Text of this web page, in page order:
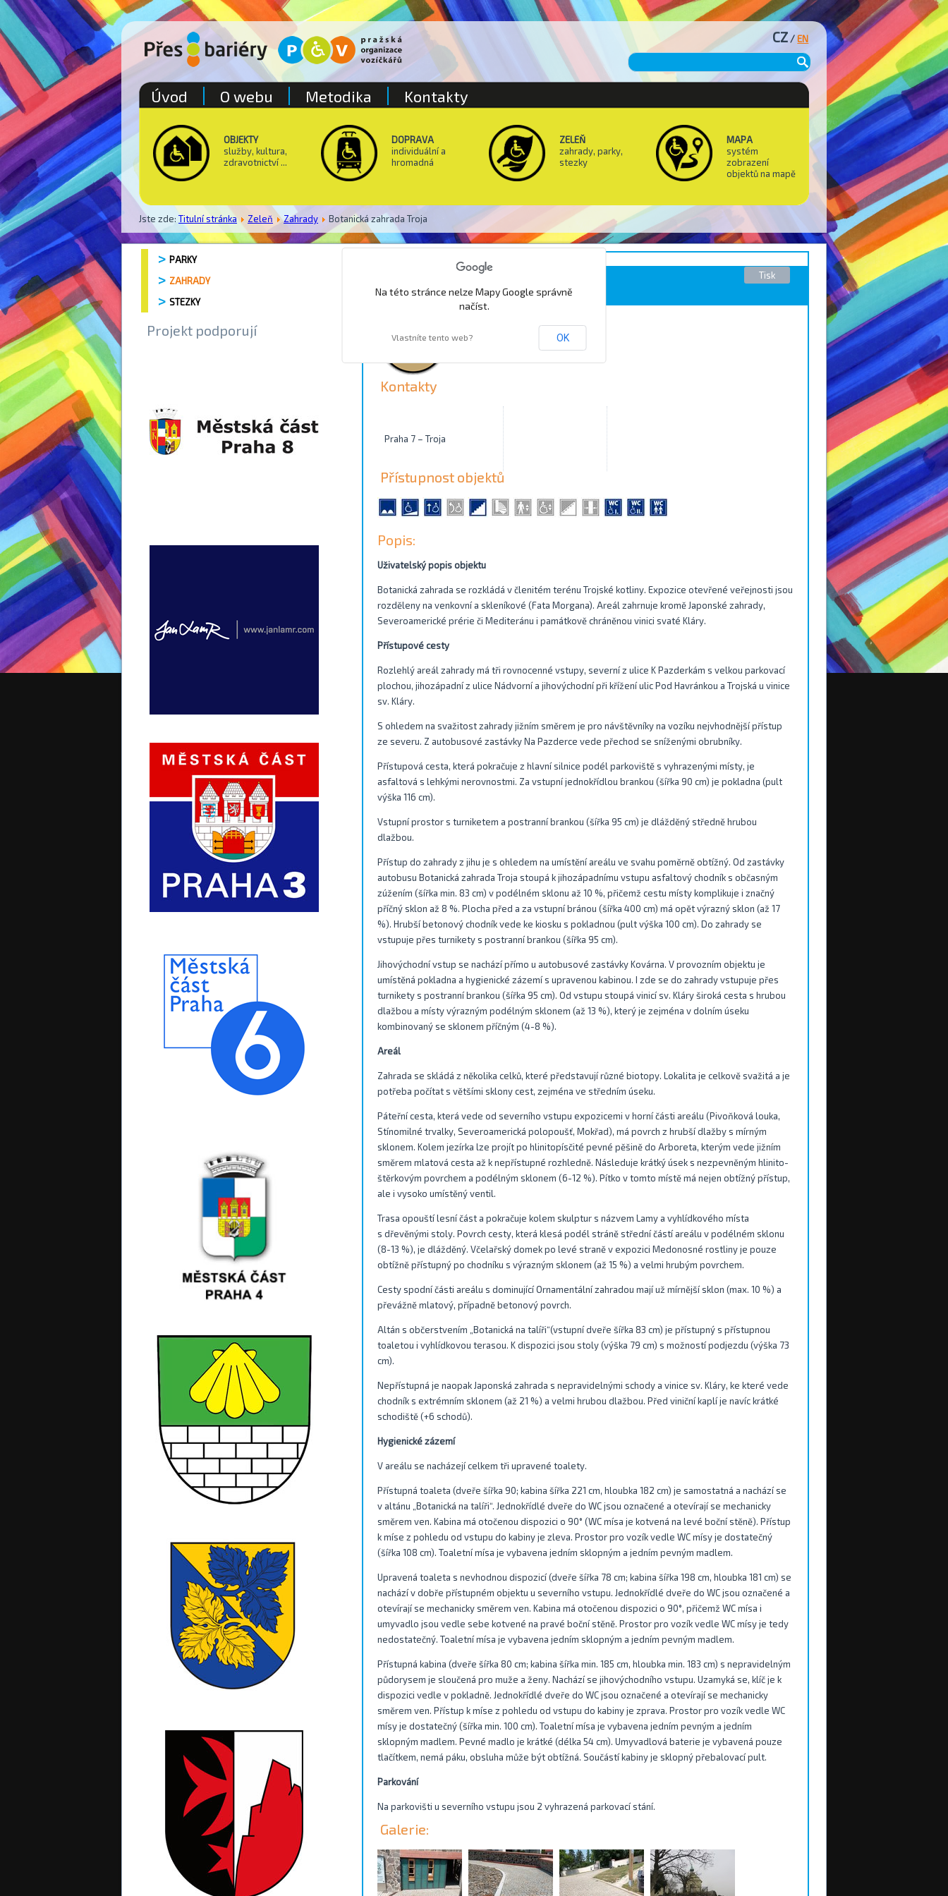
OBJEKTY
služby, kultura,
zdravotnictví ...
DOPRAVA
individuální a
hromadná
ZELEŇ
zahrady, parky,
stezky
MAPA
systém
zobrazení
objektů na mapě
CZ /EN
Jste zde: Titulní stránka Zeleň Zahrady Botanická zahrada Troja
Úvod O webu Metodika Kontakty
PARKY
ZAHRADY
STEZKY
Projekt podporují
Tisk
Botanická zahrada Troja
Kontakty
Praha 7 – Troja
Přístupnost objektů
Popis:
Uživatelský popis objektu
Botanická zahrada se rozkládá v členitém terénu Trojské kotliny. Expozice otevřené veřejnosti jsou
rozděleny na venkovní a skleníkové (Fata Morgana). Areál zahrnuje kromě Japonské zahrady,
Severoamerické prérie či Mediteránu i památkově chráněnou vinici svaté Kláry.
Přístupové cesty
Rozlehlý areál zahrady má tři rovnocenné vstupy, severní z ulice K Pazderkám s velkou parkovací
plochou, jihozápadní z ulice Nádvorní a jihovýchodní při křížení ulic Pod Havránkou a Trojská u vinice
sv. Kláry.
S ohledem na svažitost zahrady jižním směrem je pro návštěvníky na vozíku nejvhodnější přístup
ze severu. Z autobusové zastávky Na Pazderce vede přechod se sníženými obrubníky.
Přístupová cesta, která pokračuje z hlavní silnice podél parkoviště s vyhrazenými místy, je
asfaltová s lehkými nerovnostmi. Za vstupní jednokřídlou brankou (šířka 90 cm) je pokladna (pult
výška 116 cm).
Vstupní prostor s turniketem a postranní brankou (šířka 95 cm) je dlážděný středně hrubou
dlažbou.
Přístup do zahrady z jihu je s ohledem na umístění areálu ve svahu poměrně obtížný. Od zastávky
autobusu Botanická zahrada Troja stoupá k jihozápadnímu vstupu asfaltový chodník s občasným
zúžením (šířka min. 83 cm) v podélném sklonu až 10 %, přičemž cestu místy komplikuje i značný
příčný sklon až 8 %. Plocha před a za vstupní bránou (šířka 400 cm) má opět výrazný sklon (až 17
%). Hrubší betonový chodník vede ke kiosku s pokladnou (pult výška 100 cm). Do zahrady se
vstupuje přes turnikety s postranní brankou (šířka 95 cm).
Jihovýchodní vstup se nachází přímo u autobusové zastávky Kovárna. V provozním objektu je
umístěná pokladna a hygienické zázemí s upravenou kabinou. I zde se do zahrady vstupuje přes
turnikety s postranní brankou (šířka 95 cm). Od vstupu stoupá vinicí sv. Kláry široká cesta s hrubou
dlažbou a místy výrazným podélným sklonem (až 13 %), který je zejména v dolním úseku
kombinovaný se sklonem příčným (4-8 %).
Areál
Zahrada se skládá z několika celků, které představují různé biotopy. Lokalita je celkově svažitá a je
potřeba počítat s většími sklony cest, zejména ve středním úseku.
Páteřní cesta, která vede od severního vstupu expozicemi v horní části areálu (Pivoňková louka,
Stínomilné trvalky, Severoamerická polopoušť, Mokřad), má povrch z hrubší dlažby s mírným
sklonem. Kolem jezírka lze projít po hlinitopísčité pevné pěšině do Arboreta, kterým vede jižním
směrem mlatová cesta až k nepřístupné rozhledně. Následuje krátký úsek s nezpevněným hlinito-
štěrkovým povrchem a podélným sklonem (6-12 %). Pítko v tomto místě má nejen obtížný přístup,
ale i vysoko umístěný ventil.
Trasa opouští lesní část a pokračuje kolem skulptur s názvem Lamy a vyhlídkového místa
s dřevěnými stoly. Povrch cesty, která klesá podél stráně střední částí areálu v podélném sklonu
(8-13 %), je dlážděný. Včelařský domek po levé straně v expozici Medonosné rostliny je pouze
obtížně přístupný po chodníku s výrazným sklonem (až 15 %) a velmi hrubým povrchem.
Cesty spodní části areálu s dominující Ornamentální zahradou mají už mírnější sklon (max. 10 %) a
převážně mlatový, případně betonový povrch.
Altán s občerstvením „Botanická na talíři“(vstupní dveře šířka 83 cm) je přístupný s přístupnou
toaletou i vyhlídkovou terasou. K dispozici jsou stoly (výška 79 cm) s možností podjezdu (výška 73
cm).
Nepřístupná je naopak Japonská zahrada s nepravidelnými schody a vinice sv. Kláry, ke které vede
chodník s extrémním sklonem (až 21 %) a velmi hrubou dlažbou. Před viniční kaplí je navíc krátké
schodiště (+6 schodů).
Hygienické zázemí
V areálu se nacházejí celkem tři upravené toalety.
Přístupná toaleta (dveře šířka 90; kabina šířka 221 cm, hloubka 182 cm) je samostatná a nachází se
v altánu „Botanická na talíři“. Jednokřídlé dveře do WC jsou označené a otevírají se mechanicky
směrem ven. Kabina má otočenou dispozici o 90° (WC mísa je kotvená na levé boční stěně). Přístup
k míse z pohledu od vstupu do kabiny je zleva. Prostor pro vozík vedle WC mísy je dostatečný
(šířka 108 cm). Toaletní mísa je vybavena jedním sklopným a jedním pevným madlem.
Upravená toaleta s nevhodnou dispozicí (dveře šířka 78 cm; kabina šířka 198 cm, hloubka 181 cm) se
nachází v dobře přístupném objektu u severního vstupu. Jednokřídlé dveře do WC jsou označené a
otevírají se mechanicky směrem ven. Kabina má otočenou dispozici o 90°, přičemž WC mísa i
umyvadlo jsou vedle sebe kotvené na pravé boční stěně. Prostor pro vozík vedle WC mísy je tedy
nedostatečný. Toaletní mísa je vybavena jedním sklopným a jedním pevným madlem.
Přístupná kabina (dveře šířka 80 cm; kabina šířka min. 185 cm, hloubka min. 183 cm) s nepravidelným
půdorysem je sloučená pro muže a ženy. Nachází se jihovýchodního vstupu. Uzamyká se, klíč je k
dispozici vedle v pokladně. Jednokřídlé dveře do WC jsou označené a otevírají se mechanicky
směrem ven. Přístup k míse z pohledu od vstupu do kabiny je zprava. Prostor pro vozík vedle WC
mísy je dostatečný (šířka min. 100 cm). Toaletní mísa je vybavena jedním pevným a jedním
sklopným madlem. Pevné madlo je krátké (délka 54 cm). Umyvadlová baterie je vybavená pouze
tlačítkem, nemá páku, obsluha může být obtížná. Součástí kabiny je sklopný přebalovací pult.
Parkování
Na parkovišti u severního vstupu jsou 2 vyhrazená parkovací stání.
Galerie:
Na této stránce nelze Mapy Google správně
načíst.
Vlastníte tento web? OK